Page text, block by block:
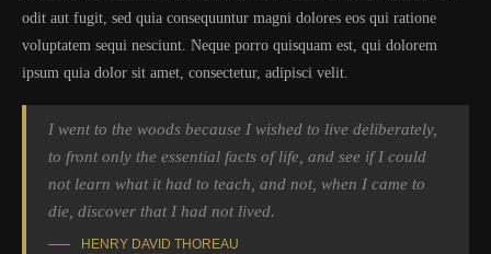
odit aut fugit, sed quia consequuntur magni dolores eos qui ratione
voluptatem sequi nesciunt. Neque porro quisquam est, qui dolorem
ipsum quia dolor sit amet, consectetur, adipisci velit.
I went to the woods because I wished to live deliberately,
to front only the essential facts of life, and see if I could
not learn what it had to teach, and not, when I came to
die, discover that I had not lived.
HENRY DAVID THOREAU